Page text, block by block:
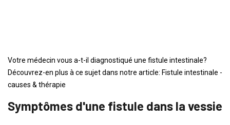
Votre médecin vous a-t-il diagnostiqué une fistule intestinale?
Découvrez-en plus à ce sujet dans notre article: Fistule intestinale -
causes & thérapie
Symptômes d'une fistule dans la vessie